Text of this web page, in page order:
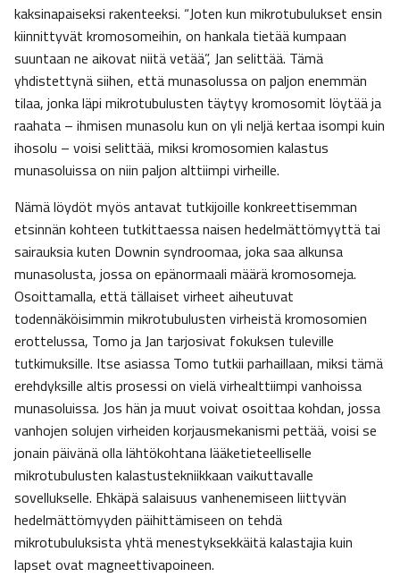
kaksinapaiseksi rakenteeksi. “Joten kun mikrotubulukset ensin
kiinnittyvät kromosomeihin, on hankala tietää kumpaan
suuntaan ne aikovat niitä vetää”, Jan selittää. Tämä
yhdistettynä siihen, että munasolussa on paljon enemmän
tilaa, jonka läpi mikrotubulusten täytyy kromosomit löytää ja
raahata – ihmisen munasolu kun on yli neljä kertaa isompi kuin
ihosolu – voisi selittää, miksi kromosomien kalastus
munasoluissa on niin paljon alttiimpi virheille.
Nämä löydöt myös antavat tutkijoille konkreettisemman
etsinnän kohteen tutkittaessa naisen hedelmättömyyttä tai
sairauksia kuten Downin syndroomaa, joka saa alkunsa
munasolusta, jossa on epänormaali määrä kromosomeja.
Osoittamalla, että tällaiset virheet aiheutuvat
todennäköisimmin mikrotubulusten virheistä kromosomien
erottelussa, Tomo ja Jan tarjosivat fokuksen tuleville
tutkimuksille. Itse asiassa Tomo tutkii parhaillaan, miksi tämä
erehdyksille altis prosessi on vielä virhealttiimpi vanhoissa
munasoluissa. Jos hän ja muut voivat osoittaa kohdan, jossa
vanhojen solujen virheiden korjausmekanismi pettää, voisi se
jonain päivänä olla lähtökohtana lääketieteelliselle
mikrotubulusten kalastustekniikkaan vaikuttavalle
sovellukselle. Ehkäpä salaisuus vanhenemiseen liittyvän
hedelmättömyyden päihittämiseen on tehdä
mikrotubuluksista yhtä menestyksekkäitä kalastajia kuin
lapset ovat magneettivapoineen.